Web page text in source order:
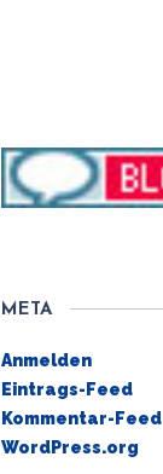
META
Anmelden
Eintrags-Feed
Kommentar-Feed
WordPress.org